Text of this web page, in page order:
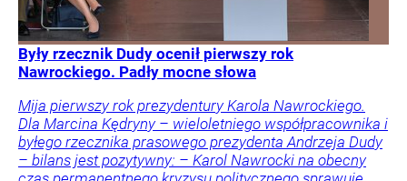
Były rzecznik Dudy ocenił pierwszy rok
Nawrockiego. Padły mocne słowa
Mija pierwszy rok prezydentury Karola Nawrockiego.
Dla Marcina Kędryny – wieloletniego współpracownika i
byłego rzecznika prasowego prezydenta Andrzeja Dudy
– bilans jest pozytywny: – Karol Nawrocki na obecny